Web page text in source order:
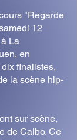
"Regarde
12
La
en
finalistes,
la scène hip-
sur scène,
de Calbo. Ce